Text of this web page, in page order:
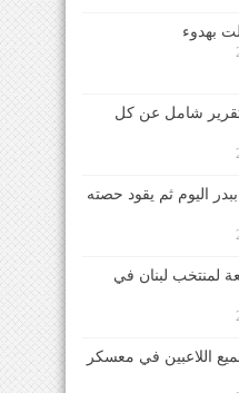
بهدوء
شامل عن كل
اليوم ثم يقود حصته
لمنتخب لبنان في
اللاعبين في معسكر